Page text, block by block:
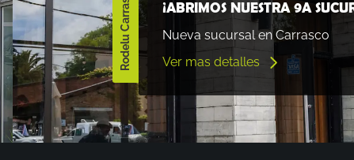
Rodelu Carrasco ¡ABRIMOS NUESTRA 9A
Nueva sucursal en Carrasco
Ver mas detalles